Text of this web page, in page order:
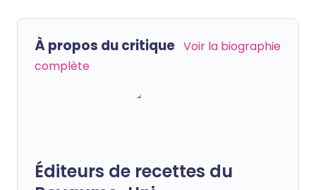
À propos du critique Voir la biographie
complète
Éditeurs de recettes du